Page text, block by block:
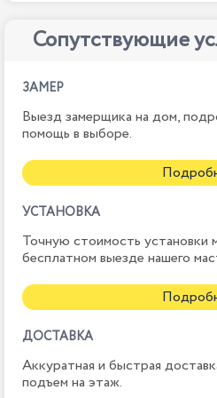
Сопутствующие
ЗАМЕР
Выезд замерщика на дом,
помощь в выборе.
УСТАНОВКА
Точную стоимость установки
бесплатном выезде нашего
ДОСТАВКА
Аккуратная и быстрая
подъем на этаж.